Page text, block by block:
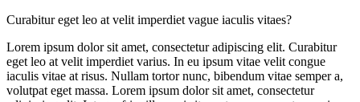
Curabitur eget leo at velit imperdiet vague iaculis vitaes?
Lorem ipsum dolor sit amet, consectetur adipiscing elit. Curabitur
eget leo at velit imperdiet varius. In eu ipsum vitae velit congue
iaculis vitae at risus. Nullam tortor nunc, bibendum vitae semper a,
volutpat eget massa. Lorem ipsum dolor sit amet, consectetur